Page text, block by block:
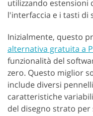
utilizzando estensioni
l'interfaccia e i tasti di
Inizialmente, questo
alternativa gratuita a
funzionalità del
zero. Questo miglior
include diversi
caratteristiche
del disegno strato